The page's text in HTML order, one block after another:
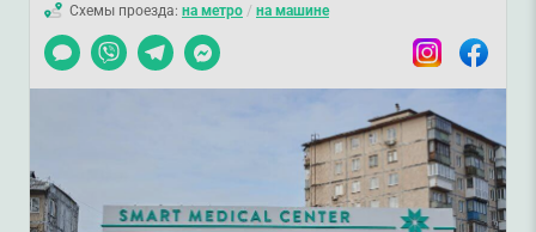
Схемы проезда: на метро / на машине
Чат
Viber TelegramMessenger InstagramFacebook